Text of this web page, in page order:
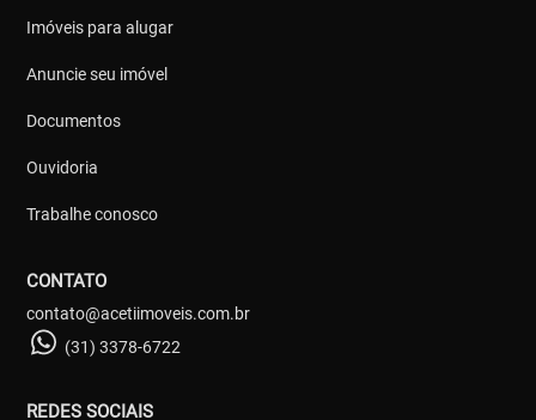
Imóveis para alugar
Anuncie seu imóvel
Documentos
Ouvidoria
Trabalhe conosco
CONTATO
contato@acetiimoveis.com.br
(31) 3378-6722
REDES SOCIAIS